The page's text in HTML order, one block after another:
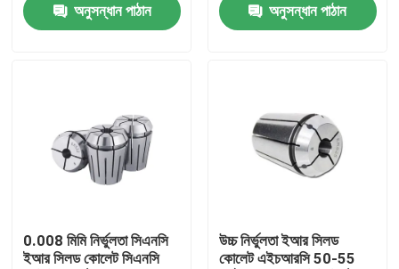
মান নিয়ন্ত্রণ
উদ্ধৃতির জন্য আবেদন
এসকে টুল হোল্ডার
অনুসন্ধান পাঠান
অনুসন্ধান পাঠান
0.008 মিমি নির্ভুলতা সিএনসি
ইআর সিলড কোলেট সিএনসি
উচ্চ নির্ভুলতা ইআর সিলড
কোলেট এইচআরসি 50-55